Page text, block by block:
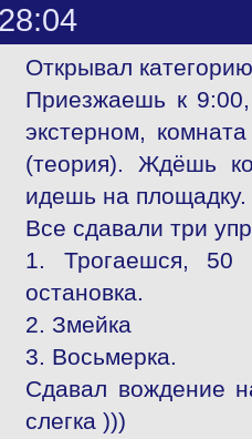
Открывал
Приезжаешь к
экстерном,
(теория). Ждёшь
идешь на площадку.
Все сдавали три
1. Трогаешся, 50
остановка.
2. Змейка
3. Восьмерка.
Сдавал вождение
слегка )))